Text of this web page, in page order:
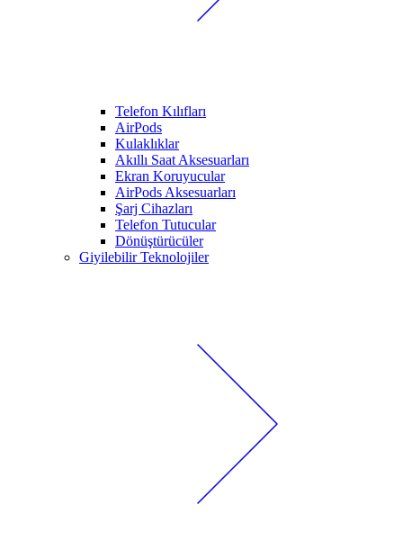
Telefon Kılıfları
AirPods
Kulaklıklar
Akıllı Saat Aksesuarları
Ekran Koruyucular
AirPods Aksesuarları
Şarj Cihazları
Telefon Tutucular
Dönüştürücüler
Giyilebilir Teknolojiler